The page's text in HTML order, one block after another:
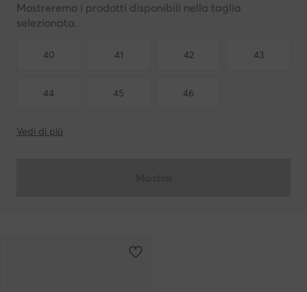
Mostreremo i prodotti disponibili nella taglia
selezionata.
40 41 42 43
44 45 46
Vedi di più